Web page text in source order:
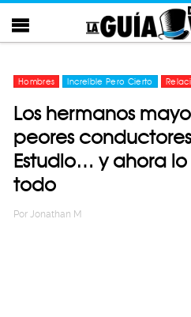
Hombres Increíble Pero Cierto
Los hermanos
peores
Estudio… y ahora
todo
Por Jonathan M